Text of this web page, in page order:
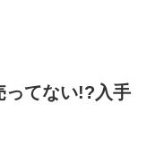
ってない!?入手